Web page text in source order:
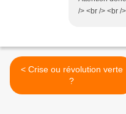
/> <br /> <br />
< Crise ou révolution verte
?